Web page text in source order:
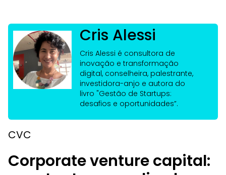
Cris Alessi
Cris Alessi é consultora de
inovação e transformação
digital, conselheira, palestrante,
investidora-anjo e autora do
livro "Gestão de Startups:
desafios e oportunidades”.
CVC
Corporate venture capital: